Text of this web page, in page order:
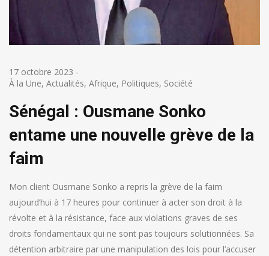
17 octobre 2023 -
À la Une, Actualités, Afrique, Politiques, Société
Sénégal : Ousmane Sonko
entame une nouvelle grève de la
faim
Mon client Ousmane Sonko a repris la grève de la faim
aujourd’hui à 17 heures pour continuer à acter son droit à la
révolte et à la résistance, face aux violations graves de ses
droits fondamentaux qui ne sont pas toujours solutionnées. Sa
détention arbitraire par une manipulation des lois pour l’accuser